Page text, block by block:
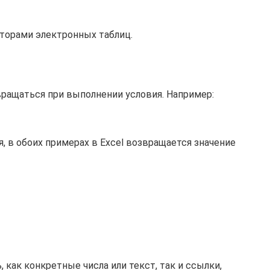
электронных таблиц.
при выполнении условия. Например:
обоих примерах в Excel возвращается значение
конкретные числа или текст, так и ссылки,